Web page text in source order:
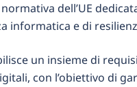
dell’UE
informatica e di
un insieme di
con l’obiettivo di